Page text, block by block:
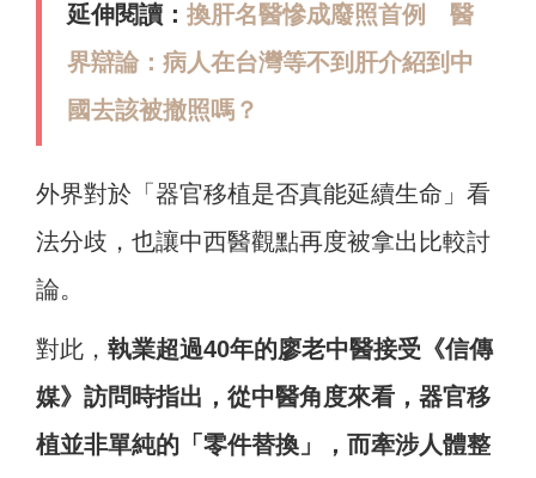
延伸閱讀： 換肝名醫慘成廢照首例 醫
界辯論：病人在台灣等不到肝介紹到中
國去該被撤照嗎？
外界對於「器官移植是否真能延續生命」看
法分歧，也讓中西醫觀點再度被拿出比較討
論。
對此， 執業超過40年的廖老中醫接受《信傳
媒》訪問時指出，從中醫角度來看，器官移
植並非單純的「零件替換」，而牽涉人體整